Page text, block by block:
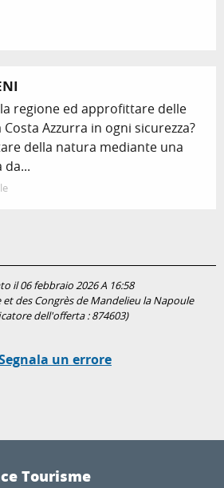
regione ed approfittare delle
Azzurra in ogni sicurezza?
della natura mediante una
da...
il 06 febbraio 2026 A 16:58
des Congrès de Mandelieu la Napoule
dell'offerta :874603)
un errore
Tourisme